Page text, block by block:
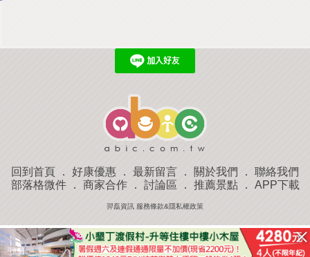
回到首頁 ． 好康優惠 ． 最新留言 ． 關於我們 ． 聯絡我們
部落格微件． 商家合作． 討論區 ． 推薦景點． APP下載
羿磊資訊 服務條款&隱私權政策